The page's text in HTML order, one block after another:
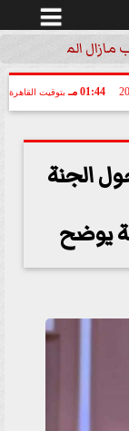

الملاذ الآمن |
01:44 مـ بتوقيت القاهرة
الجنة
يوضح